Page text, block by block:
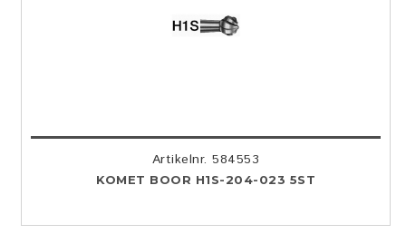
Artikelnr. 584553
KOMET BOOR H1S-204-023 5ST